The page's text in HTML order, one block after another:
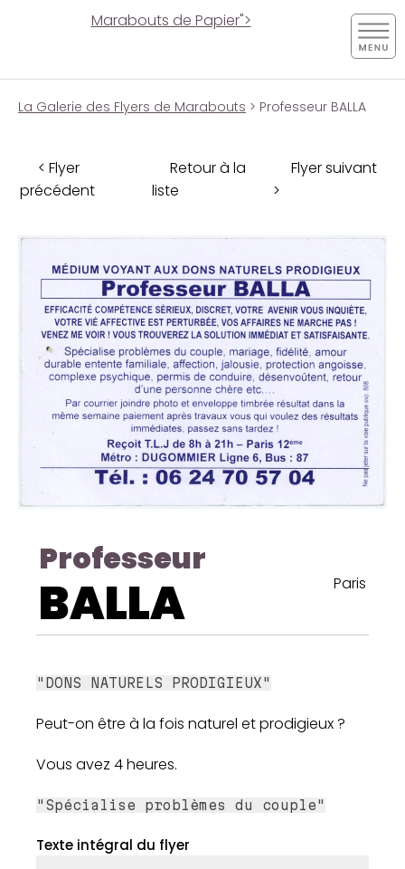
Marabouts de Papier">
La Galerie des Flyers de Marabouts > Professeur BALLA
< Flyer
précédent
Retour à la
liste
Flyer suivant
>
Professeur
BALLA Paris
"DONS NATURELS PRODIGIEUX"
Peut-on être à la fois naturel et prodigieux ?
Vous avez 4 heures.
"Spécialise problèmes du couple"
Texte intégral du flyer